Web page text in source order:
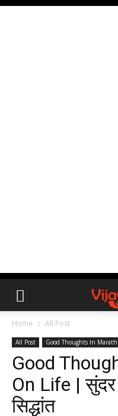
Home All Post
All Post Good Thoughts In Marathi
Good
On Life | सुंदर
सिद्धांत